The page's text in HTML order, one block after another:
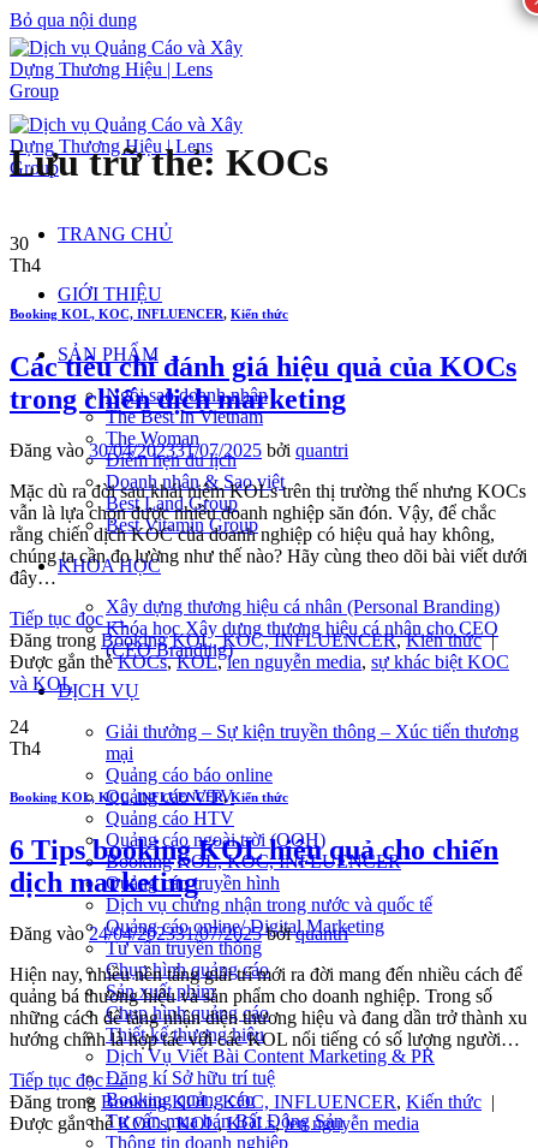
Bỏ qua nội dung
TRANG CHỦ
GIỚI THIỆU
SẢN PHẨM
Ngôi sao doanh nhân
The Best In Vietnam
The Woman
Điểm hẹn du lịch
Doanh nhân & Sao việt
Best Land Group
Best Vitamin Group
KHÓA HỌC
Xây dựng thương hiệu cá nhân (Personal Branding)
Khóa học Xây dựng thương hiệu cá nhân cho CEO
(CEO Branding)
DỊCH VỤ
Giải thưởng – Sự kiện truyền thông – Xúc tiến thương
mại
Quảng cáo báo online
Quảng cáo VTV
Quảng cáo HTV
Quảng cáo ngoài trời (OOH)
Booking KOL, KOC, INFLUENCER
Quảng cáo truyền hình
Dịch vụ chứng nhận trong nước và quốc tế
Quảng cáo online/ Digital Marketing
Tư vấn truyền thông
Chụp hình quảng cáo
Sản xuất phim
Chụp hình quảng cáo
Thiết kế thương hiệu
Dịch Vụ Viết Bài Content Marketing & PR
Đăng kí Sở hữu trí tuệ
Booking quảng cáo
Tư vấn mua bán Bất Động Sản
Thông tin doanh nghiệp
Lưu trữ thẻ: KOCs
30
Th4
Booking KOL, KOC, INFLUENCER, Kiến thức
Các tiêu chí đánh giá hiệu quả của KOCs
trong chiến dịch marketing
Đăng vào30/04/202331/07/2025 bởi quantri
Mặc dù ra đời sau khái niệm KOLs trên thị trường thế nhưng KOCs
vẫn là lựa chọn được nhiều doanh nghiệp săn đón. Vậy, để chắc
rằng chiến dịch KOC của doanh nghiệp có hiệu quả hay không,
chúng ta cần đo lường như thế nào? Hãy cùng theo dõi bài viết dưới
đây…
Tiếp tục đọc→
Đăng trong Booking KOL, KOC, INFLUENCER,Kiến thức |
Được gắn thẻKOCs,KOL,len nguyễn media, sự khác biệt KOC
và KOL
24
Th4
Booking KOL, KOC, INFLUENCER,Kiến thức
6 Tips booking KOL hiệu quả cho chiến
dịch marketing
Đăng vào24/04/202331/07/2025 bởiquantri
Hiện nay, nhiều nền tảng giải trí mới ra đời mang đến nhiều cách để
quảng bá thương hiệu và sản phẩm cho doanh nghiệp. Trong số
những cách để tăng nhận diện thương hiệu và đang dần trở thành xu
hướng chính là hợp tác với các KOL nổi tiếng có số lượng người…
Tiếp tục đọc→
Đăng trong Booking KOL, KOC, INFLUENCER, Kiến thức |
Được gắn thẻKOCs,KOL,KOLs,len nguyễn media